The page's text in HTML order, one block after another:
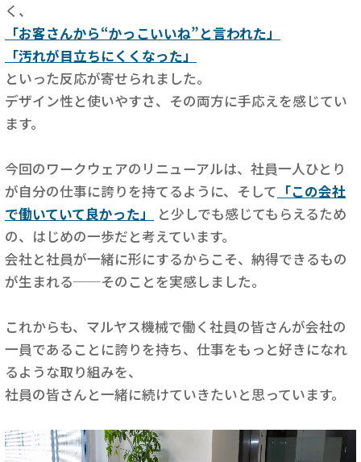
く、
「お客さんから“かっこいいね”と言われた」
「汚れが目立ちにくくなった」
といった反応が寄せられました。
デザイン性と使いやすさ、その両方に手応えを感じてい
ます。
今回のワークウェアのリニューアルは、社員一人ひとり
が自分の仕事に誇りを持てるように、そして 「この会社
で働いていて良かった」
と少しでも感じてもらえるため
の、はじめの一歩だと考えています。
会社と社員が一緒に形にするからこそ、納得できるもの
が生まれる──そのことを実感しました。
これからも、マルヤス機械で働く社員の皆さんが会社の
一員であることに誇りを持ち、仕事をもっと好きになれ
るような取り組みを、
社員の皆さんと一緒に続けていきたいと思っています。